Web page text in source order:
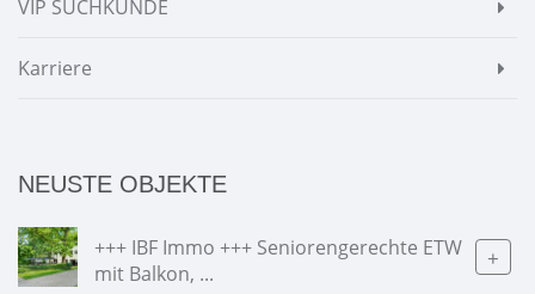
VIP SUCHKUNDE
Karriere
NEUSTE OBJEKTE
+++ IBF Immo +++ Seniorengerechte ETW
mit Balkon, ...
+